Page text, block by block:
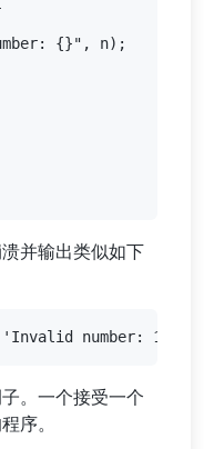
{}", n);
并输出类似如下
。一个接受一个
序。